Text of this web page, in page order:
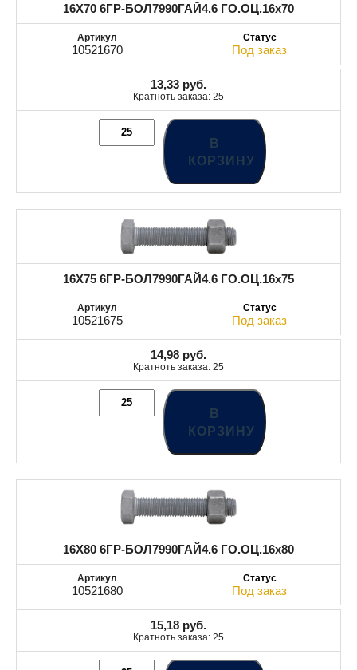
16X70 6ГР-БОЛ7990ГАЙ4.6 ГО.ОЦ.16x70
10521670 Под заказ
13,33 руб.
Кратноть заказа: 25
В
КОРЗИНУ
16X75 6ГР-БОЛ7990ГАЙ4.6 ГО.ОЦ.16x75
10521675 Под заказ
14,98 руб.
Кратноть заказа: 25
В
КОРЗИНУ
16X80 6ГР-БОЛ7990ГАЙ4.6 ГО.ОЦ.16x80
10521680 Под заказ
15,18 руб.
Кратноть заказа: 25